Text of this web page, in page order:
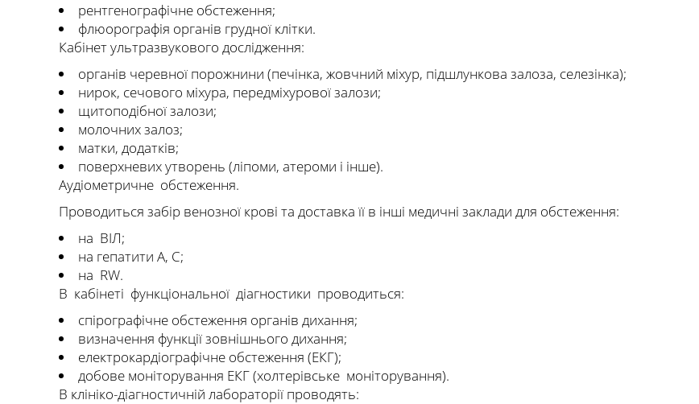
рентгенографічне обстеження;
флюорографія органів грудної клітки.
Кабінет ультразвукового дослідження:
органів черевної порожнини (печінка, жовчний міхур, підшлункова залоза, селезінка);
нирок, сечового міхура, передміхурової залози;
щитоподібної залози;
молочних залоз;
матки, додатків;
поверхневих утворень (ліпоми, атероми і інше).
Аудіометричне обстеження.
Проводиться забір венозної крові та доставка її в інші медичні заклади для обстеження:
на ВІЛ;
на гепатити А, С;
на RW.
В кабінеті функціональної діагностики проводиться:
спірографічне обстеження органів дихання;
визначення функції зовнішнього дихання;
електрокардіографічне обстеження (ЕКГ);
добове моніторування ЕКГ (холтерівське моніторування).
В клініко-діагностичній лабораторії проводять: